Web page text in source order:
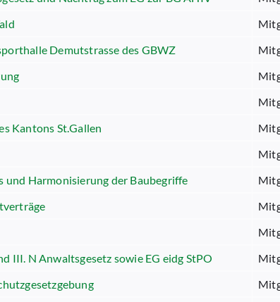
Demutstrasse des GBWZ
Kantons St.Gallen
und Harmonisierung der Baubegriffe
III. N Anwaltsgesetz sowie EG eidg StPO